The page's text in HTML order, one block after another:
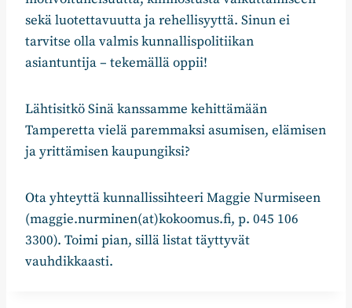
sekä luotettavuutta ja rehellisyyttä. Sinun ei
tarvitse olla valmis kunnallispolitiikan
asiantuntija – tekemällä oppii!
Lähtisitkö Sinä kanssamme kehittämään
Tamperetta vielä paremmaksi asumisen, elämisen
ja yrittämisen kaupungiksi?
Ota yhteyttä kunnallissihteeri Maggie Nurmiseen
(maggie.nurminen(at)kokoomus.fi, p. 045 106
3300). Toimi pian, sillä listat täyttyvät
vauhdikkaasti.